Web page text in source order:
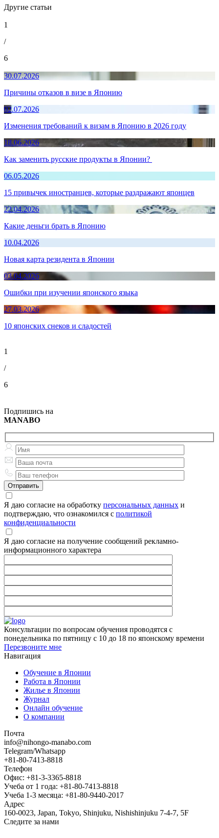
Другие статьи
1
/
6
30.07.2026
Причины отказов в визе в Японию
02.07.2026
Изменения требований к визам в Японию в 2026 году
18.06.2026
Как заменить русские продукты в Японии?
06.05.2026
15 привычек иностранцев, которые раздражают японцев
22.04.2026
Какие деньги брать в Японию
10.04.2026
Новая карта резидента в Японии
03.04.2026
Ошибки при изучении японского языка
27.03.2026
10 японских снеков и сладостей
1
/
6
Подпишись на
MANABO
Я даю согласие на обработку персональных данных и
подтверждаю, что ознакомился с политикой
конфиденциальности
Я даю согласие на получение сообщений рекламно-
информационного характера
Консультации по вопросам обучения проводятся с
понедельника по пятницу с 10 до 18 по японскому времени
Перезвоните мне
Навигация
Обучение в Японии
Работа в Японии
Жилье в Японии
Журнал
Онлайн обучение
О компании
Почта
info@nihongo-manabo.com
Telegram/Whatsapp
+81-80-7413-8818
Телефон
Офис: +81-3-3365-8818
Учеба от 1 года: +81-80-7413-8818
Учеба 1-3 месяца: +81-80-9440-2017
Адрес
160-0023, Japan, Tokyo, Shinjuku, Nishishinjuku 7-4-7, 5F
Следите за нами